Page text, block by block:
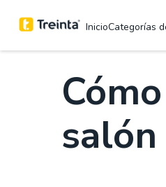
InicioCategorías